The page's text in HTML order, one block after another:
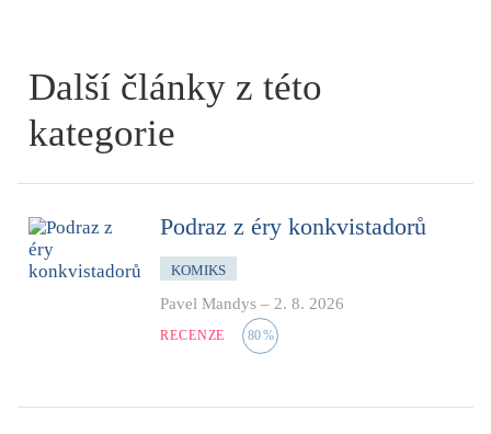
Další články z této
kategorie
Podraz z éry konkvistadorů
KOMIKS
Pavel Mandys – 2. 8. 2026
RECENZE 80%